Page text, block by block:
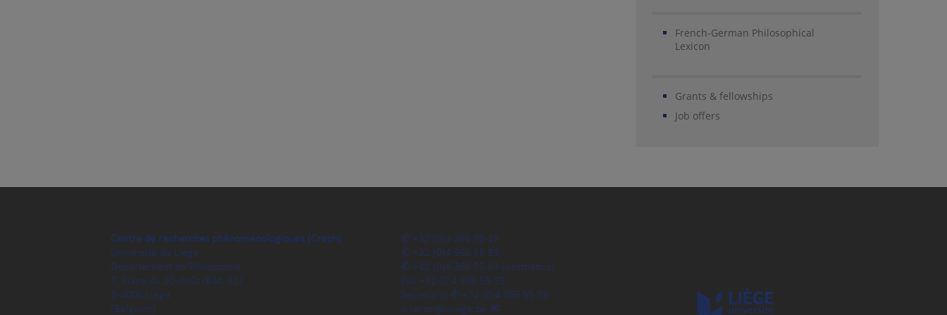
French-German Philosophical
Lexicon
Grants & fellowships
Job offers
Centre de recherches phénoménologiques (Creph)
Université de Liège
Département de Philosophie
7, Place du 20-Août (Bât. A1)
B-4000 Liège
(Belgium)
+32 (0)4 366 95 16
+32 (0)4 366 55 93
+32 (0)4 366 55 64 (aesthetics)
Fax +32 (0)4 366 55 59
Secretary:
+32 (0)4 366 55 99
d.seron@uliege.be